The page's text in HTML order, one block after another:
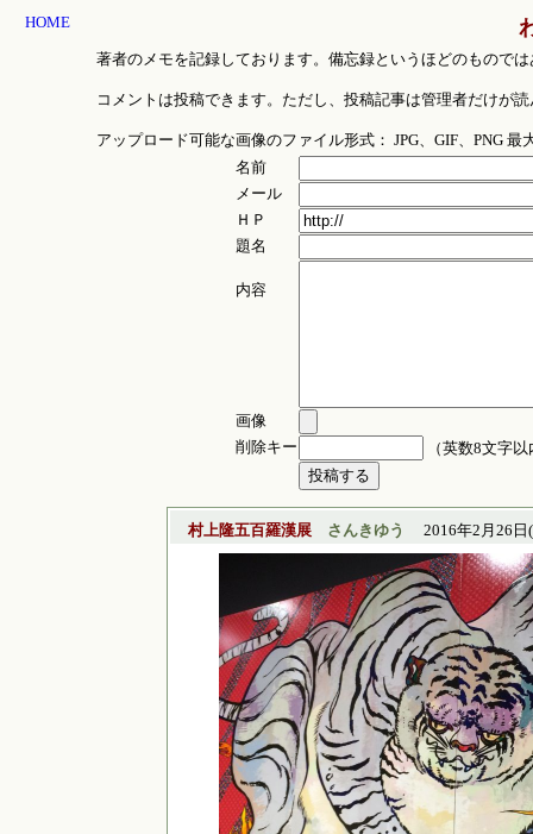
HOME
著者のメモを記録しております。備忘録というほどのもので
コメントは投稿できます。ただし、投稿記事は管理者だけが
アップロード可能な画像のファイル形式： JPG、GIF、PNG
名前
メール
ＨＰ
題名
内容
画像
削除キー
（英数8文字以
村上隆五百羅漢展 さんきゆう 2016年2月26日